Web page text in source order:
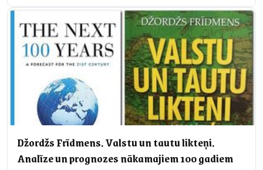
Džordžs Frīdmens. Valstu un tautu likteņi.
Analīze un prognozes nākamajiem 100 gadiem